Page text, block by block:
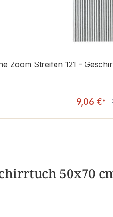
Zoom Streifen 121 -
9,06 €*
50x70